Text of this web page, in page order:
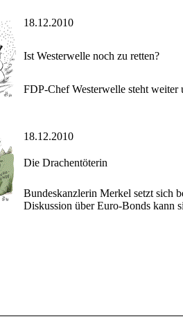
18.12.2010
Ist Westerwelle noch zu retten?
FDP-Chef Westerwelle steht weiter
18.12.2010
Die Drachentöterin
Bundeskanzlerin Merkel setzt sich
Diskussion über Euro-Bonds kann